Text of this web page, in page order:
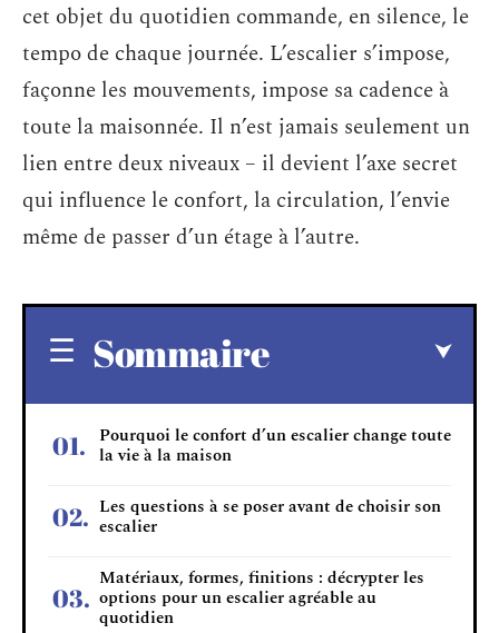
cet objet du quotidien commande, en silence, le
tempo de chaque journée. L’escalier s’impose,
façonne les mouvements, impose sa cadence à
toute la maisonnée. Il n’est jamais seulement un
lien entre deux niveaux – il devient l’axe secret
qui influence le confort, la circulation, l’envie
même de passer d’un étage à l’autre.
Sommaire
Pourquoi le confort d’un escalier change toute
la vie à la maison
Les questions à se poser avant de choisir son
escalier
Matériaux, formes, finitions : décrypter les
options pour un escalier agréable au
quotidien